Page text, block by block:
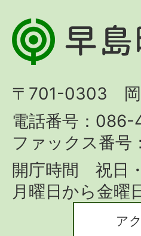
早
島
Hayashima
Town
〒701-0303 岡
電話番号：086-
ファックス番
開庁時間 祝日
月曜日から金曜
ア